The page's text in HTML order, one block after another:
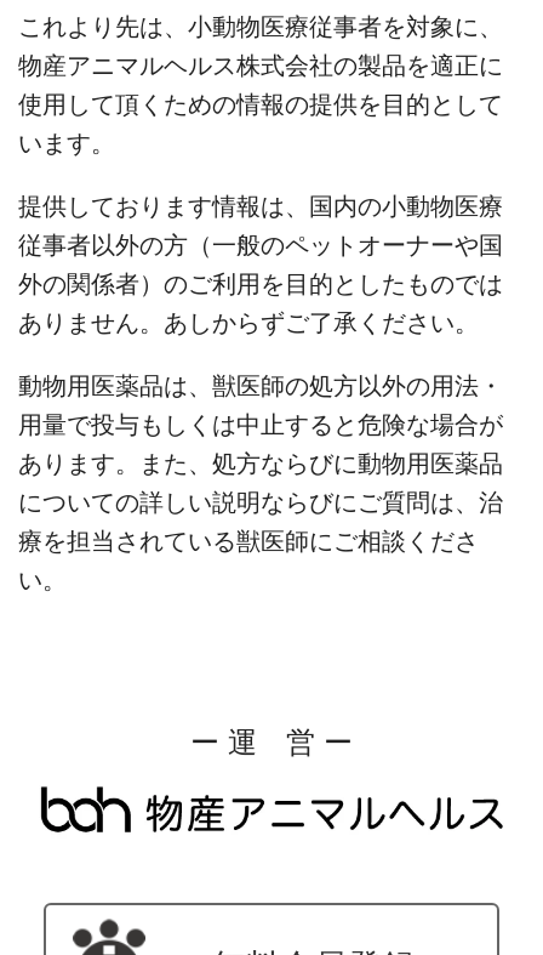
これより先は、小動物医療従事者を対象に、
物産アニマルヘルス株式会社の製品を適正に
使用して頂くための情報の提供を目的として
います。
提供しております情報は、国内の小動物医療
従事者以外の方（一般のペットオーナーや国
外の関係者）のご利用を目的としたものでは
ありません。あしからずご了承ください。
動物用医薬品は、獣医師の処方以外の用法・
用量で投与もしくは中止すると危険な場合が
あります。また、処方ならびに動物用医薬品
についての詳しい説明ならびにご質問は、治
療を担当されている獣医師にご相談くださ
い。
ー 運 営 ー